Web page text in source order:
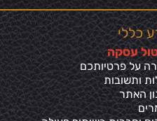
כללי
עסקה
על פרטיותכם
ותשובות
האתר